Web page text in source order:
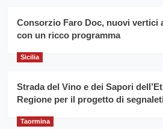
vince
Franco
Caruso
Consorzio Faro Doc, nuovi vertici
con un ricco programma
Sicilia
Strada del Vino e dei Sapori
Regione per il progetto di
Taormina